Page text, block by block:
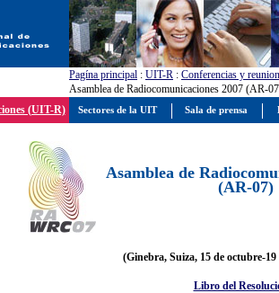
Pagína principal : UIT-R : Conferencias y
Asamblea de Radiocomunicaciones 2007 (AR-
(UIT-R)
Asamblea de
(AR-07)
(Ginebra, Suiza, 15 de octubre-19
Libro del
Sectores de la UIT Sala de prensa